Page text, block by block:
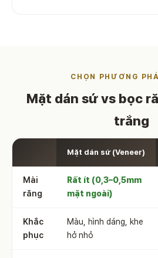
CHỌN PHƯƠNG
Mặt dán sứ vs bọc
trắng
Mặt dán sứ (Veneer)
Mài
răng
Rất ít (0,3–0,5mm
mặt ngoài)
Khắc
phục
Màu, hình dáng, khe
hở nhỏ